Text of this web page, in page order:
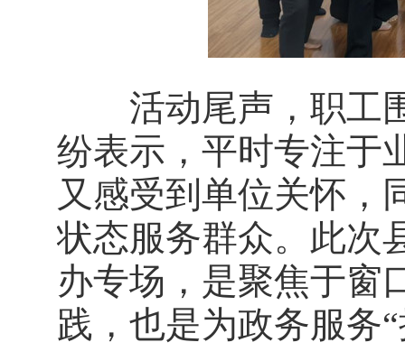
活动尾声，职工围
纷表示，平时专注于
又感受到单位关怀，
状态服务群众。此次
办专场，是聚焦于窗
践，也是为政务服务